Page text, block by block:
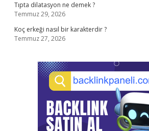
Tıpta dilatasyon ne demek ?
Temmuz 29, 2026
Koç erkeği nasıl bir karakterdir ?
Temmuz 27, 2026